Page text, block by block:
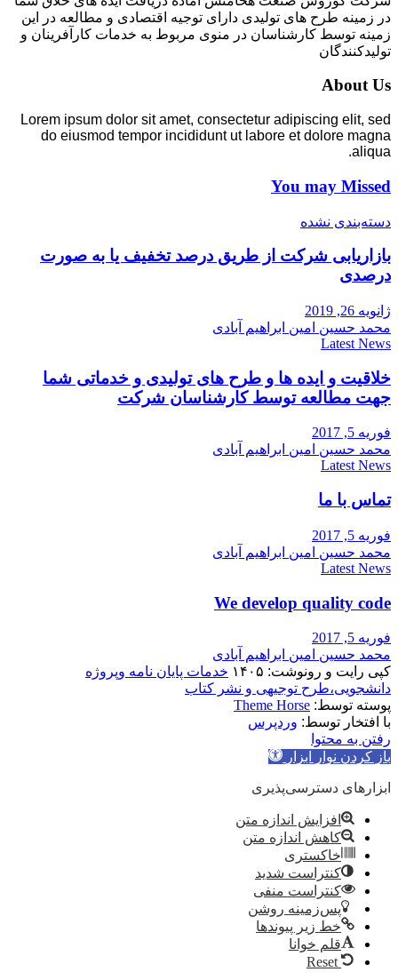
در زمینه طرح های تولیدی دارای توجیه اقتصادی و مطالعه در این
زمینه توسط کارشناسان در منوی مربوط به خدمات کارآفرینان و
تولیدکنندگان
About Us
Lorem ipsum dolor sit amet, consectetur adipiscing elit, sed
do eiusmod tempor incididunt ut labore et dolore magna
aliqua.
You may Missed
دسته‌بندی نشده
بازاریابی شرکت از طریق درصد تخفیف یا به صورت
درصدی
ژانویه 26, 2019
محمد حسین امین ابراهیم آبادی
Latest News
خلاقیت و ایده ها و طرح های تولیدی و خدماتی شما
جهت مطالعه توسط کارشناسان شرکت
فوریه 5, 2017
محمد حسین امین ابراهیم آبادی
Latest News
تماس با ما
فوریه 5, 2017
محمد حسین امین ابراهیم آبادی
Latest News
We develop quality code
فوریه 5, 2017
محمد حسین امین ابراهیم آبادی
کپی رایت و رونوشت: ۱۴۰۵
خدمات پایان نامه وپروژه
دانشجویی،طرح توجیهی و نشر کتاب
پوسته توسط: Theme Horse
با افتخار توسط: وردپرس
رفتن به محتوا
باز کردن نوار ابزار
ابزارهای دسترسی‌پذیری
افزایش اندازه متن
کاهش اندازه متن
خاکستری
کنتراست شدید
کنتراست منفی
پس‌زمینه روشن
خط زیر پیوندها
قلم خوانا
Reset